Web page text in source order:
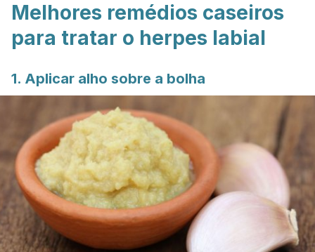
Melhores remédios caseiros
para tratar o herpes labial
1. Aplicar alho sobre a bolha